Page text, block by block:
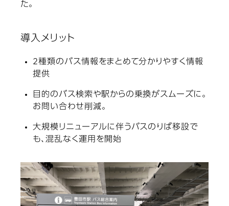
た。
導入メリット
2種類のバス情報をまとめて分かりやすく情報
提供
目的のバス検索や駅からの乗換がスムーズに。
お問い合わせ削減。
大規模リニューアルに伴うバスのりば移設で
も、混乱なく運用を開始